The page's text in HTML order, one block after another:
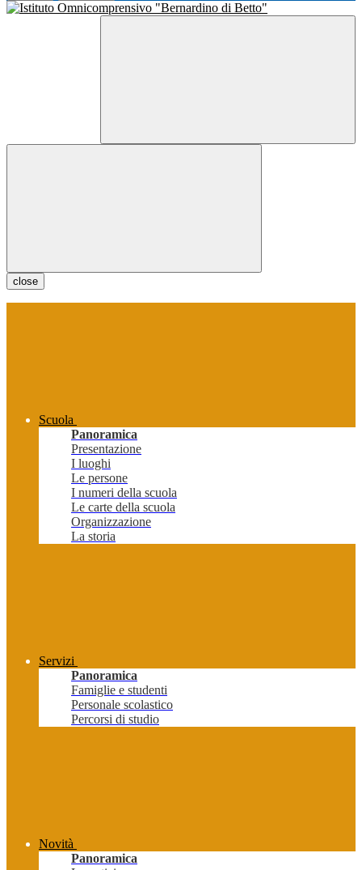
close
Scuola
Panoramica
Presentazione
I luoghi
Le persone
I numeri della scuola
Le carte della scuola
Organizzazione
La storia
Servizi
Panoramica
Famiglie e studenti
Personale scolastico
Percorsi di studio
Novità
Panoramica